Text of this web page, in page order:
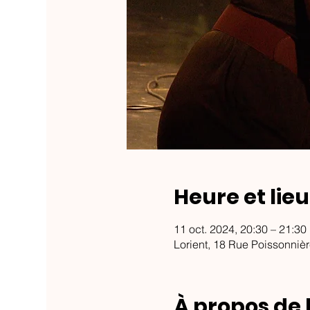
Heure et lieu
11 oct. 2024, 20:30 – 21:30
Lorient, 18 Rue